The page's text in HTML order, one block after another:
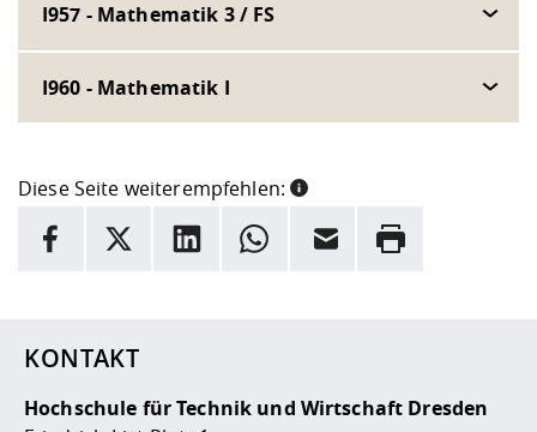
I957 - Mathematik 3 / FS
I960 - Mathematik I
Diese Seite weiterempfehlen:
INFORMATION
Hier stehen weitere Informationen und ein Link zur
Facebook
X LinkedInWhatsappE-Mail Drucken
KONTAKT
Hochschule für Technik und Wirtschaft Dresden